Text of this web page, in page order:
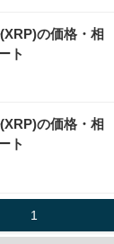
の価格・相
ト
の価格・相
ト
1